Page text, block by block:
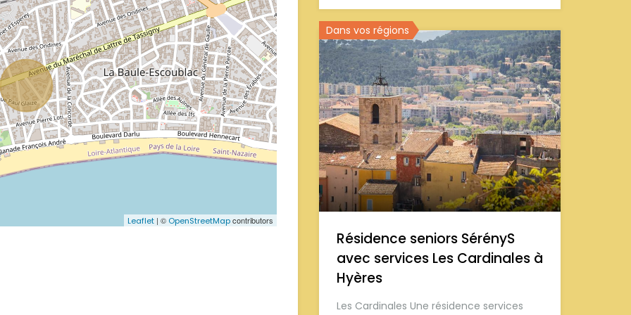
Leaflet| © OpenStreetMapcontributors
Dans vos régions
Résidence seniors SérényS
avec services Les Cardinales à
Hyères
Les Cardinales Une résidence services